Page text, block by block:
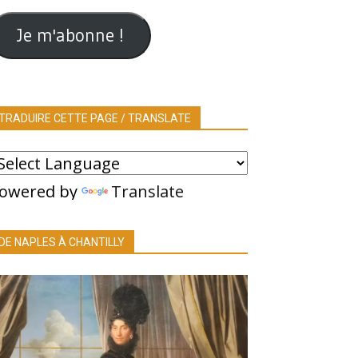
Je m'abonne !
CETTE PAGE / TRANSLATE
by Translate
NAPLES À CHANTILLY